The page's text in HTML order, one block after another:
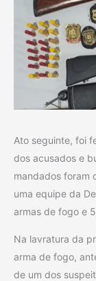
Ato seguinte, foi
dos acusados e
mandados foram
uma equipe da
armas de fogo e
Na lavratura da
arma de fogo,
de um dos